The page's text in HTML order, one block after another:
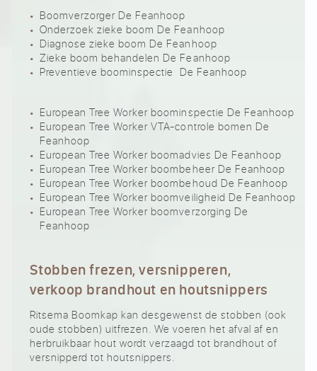
Boomverzorger De Feanhoop
Onderzoek zieke boom De Feanhoop
Diagnose zieke boom De Feanhoop
Zieke boom behandelen De Feanhoop
Preventieve boominspectie De Feanhoop
European Tree Worker boominspectie De Feanhoop
European Tree Worker VTA-controle bomen De
Feanhoop
European Tree Worker boomadvies De Feanhoop
European Tree Worker boombeheer De Feanhoop
European Tree Worker boombehoud De Feanhoop
European Tree Worker boomveiligheid De Feanhoop
European Tree Worker boomverzorging De
Feanhoop
Stobben frezen, versnipperen,
verkoop brandhout en houtsnippers
Ritsema Boomkap kan desgewenst de stobben (ook
oude stobben) uitfrezen. We voeren het afval af en
herbruikbaar hout wordt verzaagd tot brandhout of
versnipperd tot houtsnippers.